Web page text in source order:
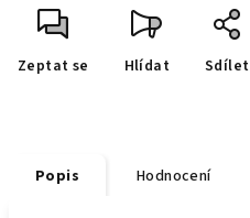
Zeptat se Hlídat Sdílet
Popis Hodnocení